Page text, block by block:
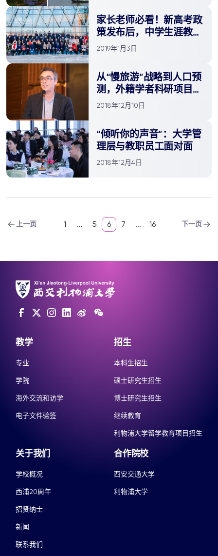
家长老师必看！新高考政
策发布后，中学生涯教育
怎么搞？
2019年1月3日
从“慢旅游”战略到人口预
测，外籍学者科研项目获
苏州市政府资助
2018年12月10日
“倾听你的声音”：大学管
理层与教职员工面对面
2018年12月4日
上一页 1 ... 5 6 7 ... 16 下一页
教学
专业
学院
海外交流和访学
电子文件验签
招生
本科生招生
硕士研究生招生
博士研究生招生
继续教育
利物浦大学留学教育项目招生
关于我们
学校概况
西浦20周年
招贤纳士
新闻
联系我们
合作院校
西安交通大学
利物浦大学